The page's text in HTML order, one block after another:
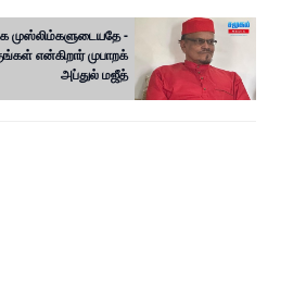
முஸ்லிம்களுடையதே -
என்கிறார் முபாற‌க்
அப்துல் ம‌ஜீத்